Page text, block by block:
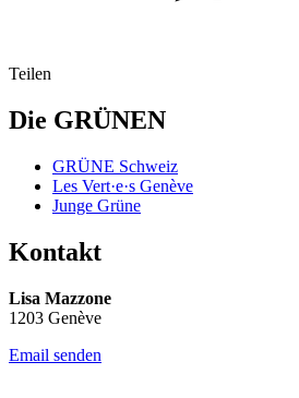
Teilen
Die GRÜNEN
GRÜNE Schweiz
Les Vert·e·s Genève
Junge Grüne
Kontakt
Lisa Mazzone
1203 Genève
Email senden